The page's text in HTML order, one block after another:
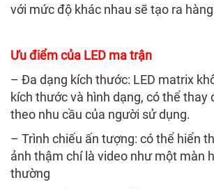
với mức độ khác nhau sẽ tạo ra
Ưu điểm của LED ma trận
– Đa dạng kích thước: LED matrix
kích thước và hình dạng, có thể thay
theo nhu cầu của người sử dụng.
– Trình chiếu ấn tượng: có thể hiển
ảnh thậm chí là video như một màn
thường